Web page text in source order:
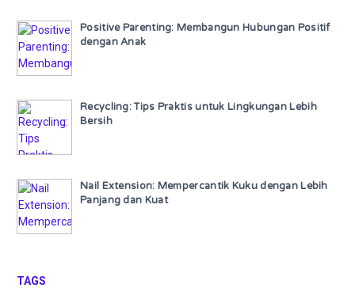
Positive Parenting: Membangun Hubungan Positif
dengan Anak
Recycling: Tips Praktis untuk Lingkungan Lebih
Bersih
Nail Extension: Mempercantik Kuku dengan Lebih
Panjang dan Kuat
TAGS